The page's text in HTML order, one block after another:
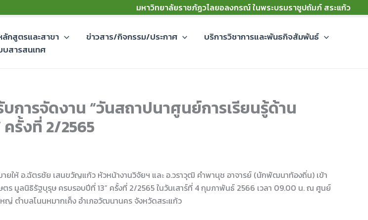
มหาวิทยาลัยราชภัฏวไลยอลงกรณ์ ในพระบรมราชูปถัมภ์ สระแก้ว
ลักสูตรและสาขา ข่าวสาร/กิจกรรม/ประกาศ
บริการวิชาการและพันธกิจสัมพันธ์
บสารสนเทศ
การจัดงาน “วันสถาปนาศูนย์การเรียนรู้ด้าน
รั้งที่ 2/2565
ให้ อ.ฉัตรชัย เสนขวัญแก้ว หัวหน้างานวิจัยฯ และ อ.วราวุฒิ คำพานุช อาจารย์ (นักพัฒนาท้องถิ่น) เข้า
ร มูลนิธิรัฐบุรุษ ครบรอบปีที่ 13” ครั้งที่ 2/2565 ในวันเสาร์ที่ 4 กุมภาพันธ์ 2566 เวลา 09.00 น. ณ ศูนย์
ตำบลโนนหมากเค็ง อำเภอวัฒนานคร จังหวัดสระแก้ว